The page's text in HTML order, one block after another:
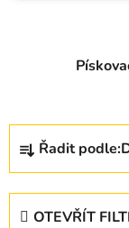
Ř
z
Řadit podle:
OTEVŘÍT